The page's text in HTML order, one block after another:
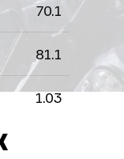
70.1
81.1
1.03